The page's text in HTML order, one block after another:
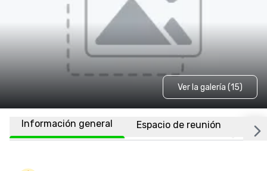
Ver la galería (15)
Información general Espacio de reunión